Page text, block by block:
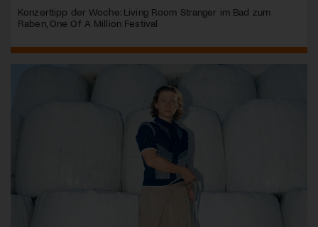
Konzerttipp der Woche: Living Room Stranger im Bad zum
Raben, One Of A Million Festival